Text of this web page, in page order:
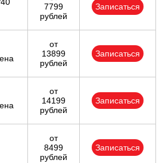
7799
рублей
Записаться
от
13899
рублей
Записаться
от
14199
рублей
Записаться
от
8499
рублей
Записаться